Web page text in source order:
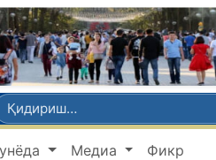
Медиа Фикр